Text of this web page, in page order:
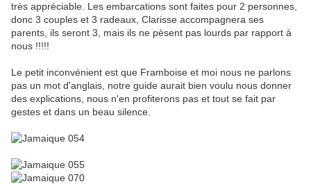
très appréciable. Les embarcations sont faites pour 2 personnes,
donc 3 couples et 3 radeaux, Clarisse accompagnera ses
parents, ils seront 3, mais ils ne pèsent pas lourds par rapport à
nous !!!!!
Le petit inconvénient est que Framboise et moi nous ne parlons
pas un mot d'anglais, notre guide aurait bien voulu nous donner
des explications, nous n'en profiterons pas et tout se fait par
gestes et dans un beau silence.